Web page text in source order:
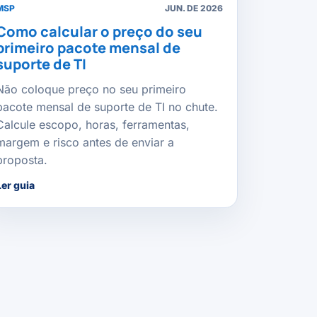
JUN. DE 2026
calcular o preço do seu
pacote mensal de
de TI
coloque preço no seu primeiro
mensal de suporte de TI no chute.
escopo, horas, ferramentas,
e risco antes de enviar a
guia